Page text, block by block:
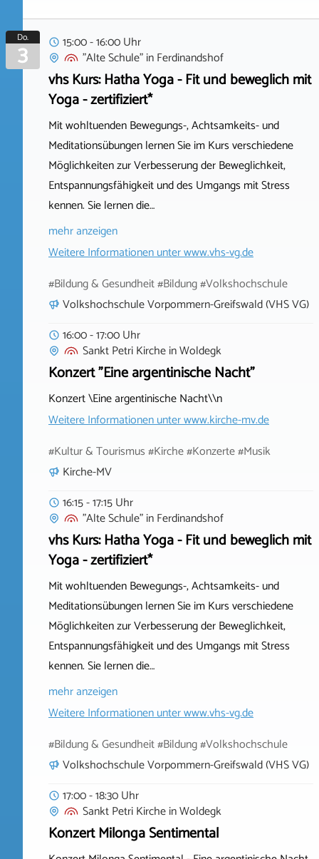
Do.
3
15:00 - 16:00 Uhr
"Alte Schule"inFerdinandshof
vhs Kurs: Hatha Yoga - Fit und beweglich mit
Yoga - zertifiziert*
Mit wohltuenden Bewegungs-, Achtsamkeits- und
Meditationsübungen lernen Sie im Kurs verschiedene
Möglichkeiten zur Verbesserung der Beweglichkeit,
Entspannungsfähigkeit und des Umgangs mit Stress
kennen. Sie lernen die…
mehr anzeigen
Weitere Informationen unterwww.vhs-vg.de
#Bildung & Gesundheit #Bildung #Volkshochschule
Volkshochschule Vorpommern-Greifswald (VHS VG)
16:00 - 17:00 Uhr
Sankt Petri KircheinWoldegk
Konzert "Eine argentinische Nacht"
Konzert \Eine argentinische Nacht\\n
Weitere Informationen unterwww.kirche-mv.de
#Kultur & Tourismus #Kirche #Konzerte #Musik
Kirche-MV
16:15 - 17:15 Uhr
"Alte Schule"inFerdinandshof
vhs Kurs: Hatha Yoga - Fit und beweglich mit
Yoga - zertifiziert*
Mit wohltuenden Bewegungs-, Achtsamkeits- und
Meditationsübungen lernen Sie im Kurs verschiedene
Möglichkeiten zur Verbesserung der Beweglichkeit,
Entspannungsfähigkeit und des Umgangs mit Stress
kennen. Sie lernen die…
mehr anzeigen
Weitere Informationen unterwww.vhs-vg.de
#Bildung & Gesundheit #Bildung #Volkshochschule
Volkshochschule Vorpommern-Greifswald (VHS VG)
17:00 - 18:30 Uhr
Sankt Petri KircheinWoldegk
Konzert Milonga Sentimental